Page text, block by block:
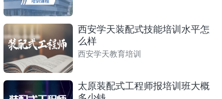
西安学天装配式技能培训水平怎
么样
西安学天教育培训
太原装配式工程师报培训班大概